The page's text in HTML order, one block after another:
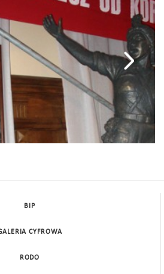
BIP
CYFROWA
RODO